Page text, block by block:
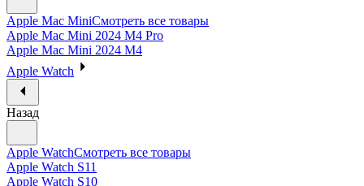
Apple Mac MiniСмотреть все товары
Apple Mac Mini 2024 M4 Pro
Apple Mac Mini 2024 M4
Apple Watch
Назад
Apple WatchСмотреть все товары
Apple Watch S11
Apple Watch S10